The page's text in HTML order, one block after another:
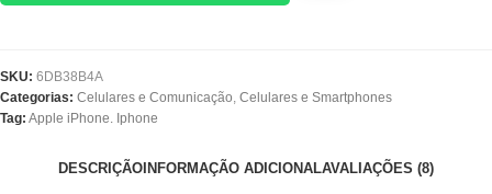
SKU: 6DB38B4A
Categorias: Celulares e Comunicação, Celulares e Smartphones
Tag: Apple iPhone. Iphone
DESCRIÇÃO INFORMAÇÃO ADICIONALAVALIAÇÕES (8)